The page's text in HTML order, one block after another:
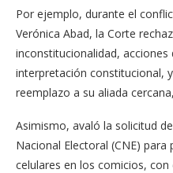
Por ejemplo, durante el
Verónica Abad, la Corte
inconstitucionalidad,
interpretación constitucional,
reemplazo a su aliada
Asimismo, avaló la solicitud
Nacional Electoral (CNE)
celulares en los comicios,